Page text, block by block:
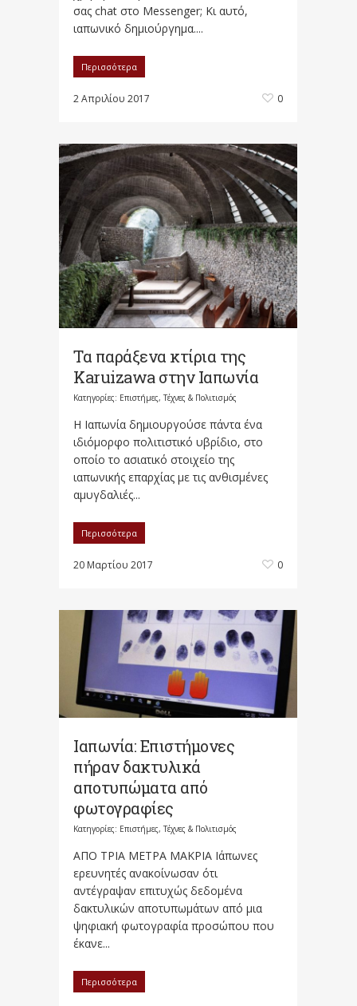
σας chat στο Messenger; Κι αυτό,
ιαπωνικό δημιούργημα....
Περισσότερα
2 Απριλίου 2017 0
Τα παράξενα κτίρια της
Karuizawa στην Ιαπωνία
Κατηγορίες: Επιστήμες, Τέχνες & Πολιτισμός
Η Ιαπωνία δημιουργούσε πάντα ένα
ιδιόμορφο πολιτιστικό υβρίδιο, στο
οποίο το ασιατικό στοιχείο της
ιαπωνικής επαρχίας με τις ανθισμένες
αμυγδαλιές...
Περισσότερα
20 Μαρτίου 2017 0
Ιαπωνία: Επιστήμονες
πήραν δακτυλικά
αποτυπώματα από
φωτογραφίες
Κατηγορίες: Επιστήμες, Τέχνες & Πολιτισμός
ΑΠΟ ΤΡΙΑ ΜΕΤΡΑ ΜΑΚΡΙΑ Ιάπωνες
ερευνητές ανακοίνωσαν ότι
αντέγραψαν επιτυχώς δεδομένα
δακτυλικών αποτυπωμάτων από μια
ψηφιακή φωτογραφία προσώπου που
έκανε...
Περισσότερα